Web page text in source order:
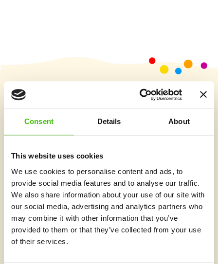
Consent Details About
This website uses cookies
We use cookies to personalise content and ads, to
provide social media features and to analyse our traffic.
We also share information about your use of our site with
our social media, advertising and analytics partners who
may combine it with other information that you’ve
provided to them or that they’ve collected from your use
of their services.